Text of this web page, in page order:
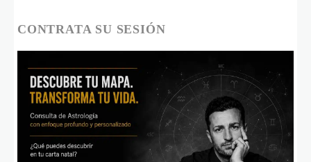
CONTRATA SU SESIÓN